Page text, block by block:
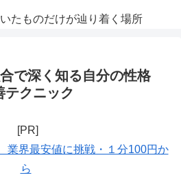
たものだけが辿り着く場所
で深く知る自分の性格
テクニック
[PR]
界最安値に挑戦・１分100円か
ら